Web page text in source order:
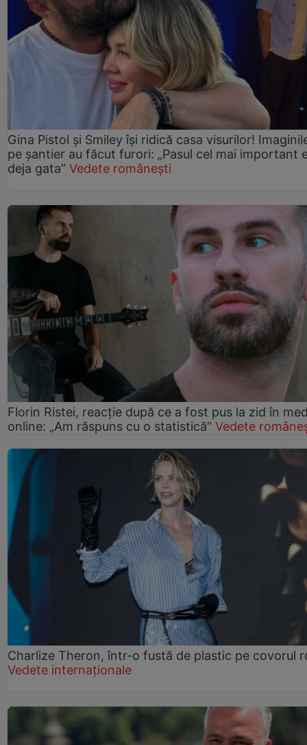
Gina Pistol și Smiley își ridică casa visurilor!
pe șantier au făcut furori: „Pasul cel mai important
deja gata” Vedete românești
Florin Ristei, reacție după ce a fost pus la zid în
online: „Am răspuns cu o statistică” Vedete
Charlize Theron, într-o fustă de plastic pe covorul
Vedete internaționale